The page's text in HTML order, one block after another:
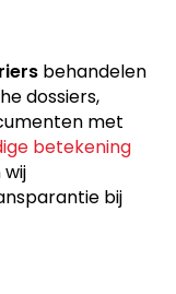
behandelen
dossiers,
met
betekening
bij